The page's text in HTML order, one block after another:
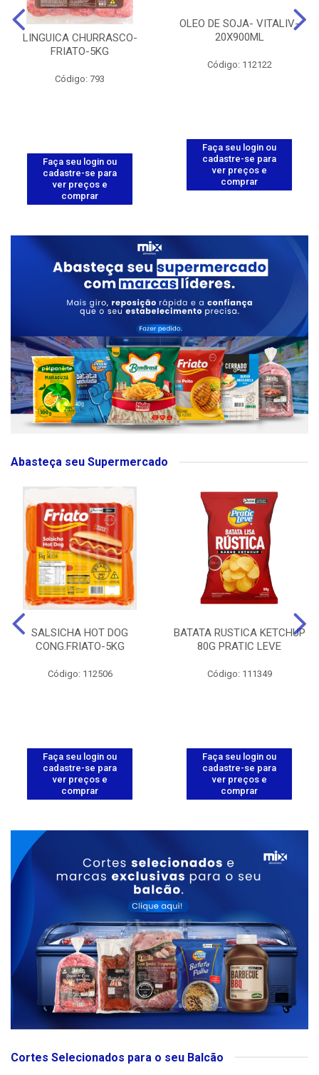
LINGUICA CHURRASCO-
FRIATO-5KG
Código: 793
Faça seu login ou
cadastre-se para
ver preços e
comprar
OLEO DE SOJA- VITALIV-
20X900ML
Código: 112122
Faça seu login ou
cadastre-se para
ver preços e
comprar
Abasteça seu Supermercado
SALSICHA HOT DOG
CONG.FRIATO-5KG
Código: 112506
Faça seu login ou
cadastre-se para
ver preços e
comprar
BATATA RUSTICA KETCHUP
80G PRATIC LEVE
Código: 111349
Faça seu login ou
cadastre-se para
ver preços e
comprar
Cortes Selecionados para o seu Balcão